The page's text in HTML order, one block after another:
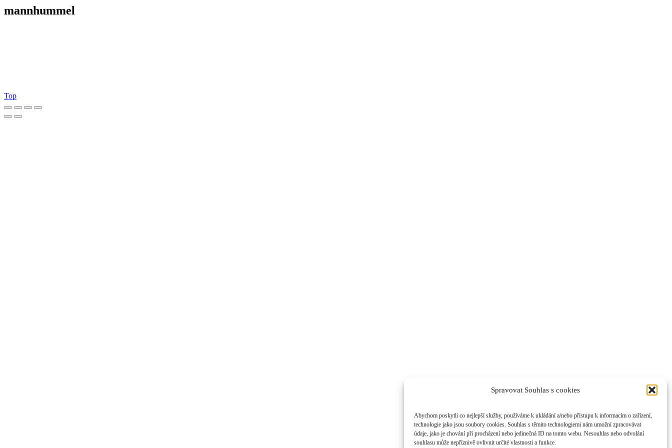
Spravovat Souhlas s cookies
Abychom poskytli co nejlepší služby, používáme k ukládání a/nebo přístupu k informacím o zařízení,
technologie jako jsou soubory cookies. Souhlas s těmito technologiemi nám umožní zpracovávat
údaje, jako je chování při procházení nebo jedinečná ID na tomto webu. Nesouhlas nebo odvolání
souhlasu může nepříznivě ovlivnit určité vlastnosti a funkce.
mannhummel
Top